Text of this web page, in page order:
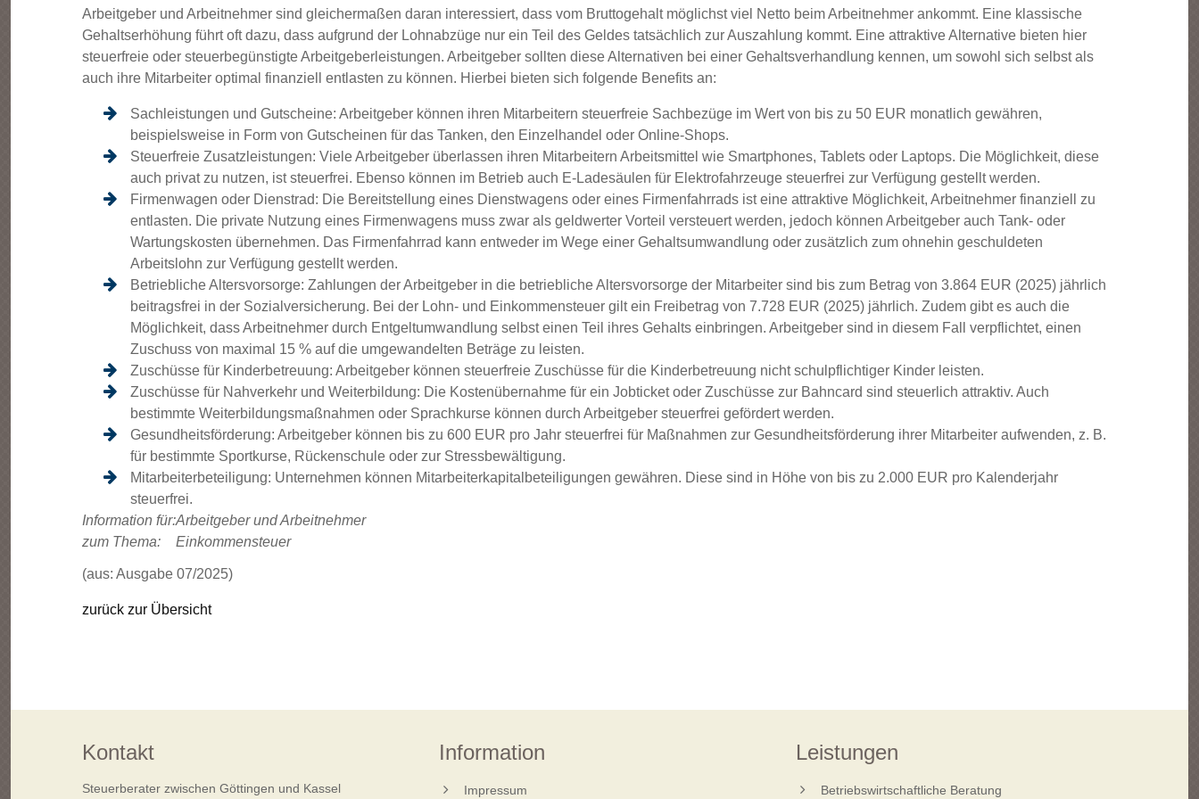
Arbeitgeber und Arbeitnehmer sind gleichermaßen daran interessiert, dass vom Bruttogehalt möglichst viel Netto beim Arbeitnehmer ankommt. Eine klassische
Gehaltserhöhung führt oft dazu, dass aufgrund der Lohnabzüge nur ein Teil des Geldes tatsächlich zur Auszahlung kommt. Eine attraktive Alternative bieten hier
steuerfreie oder steuerbegünstigte Arbeitgeberleistungen. Arbeitgeber sollten diese Alternativen bei einer Gehaltsverhandlung kennen, um sowohl sich selbst als
auch ihre Mitarbeiter optimal finanziell entlasten zu können. Hierbei bieten sich folgende Benefits an:
Sachleistungen und Gutscheine: Arbeitgeber können ihren Mitarbeitern steuerfreie Sachbezüge im Wert von bis zu 50 EUR monatlich gewähren,
beispielsweise in Form von Gutscheinen für das Tanken, den Einzelhandel oder Online-Shops.
Steuerfreie Zusatzleistungen: Viele Arbeitgeber überlassen ihren Mitarbeitern Arbeitsmittel wie Smartphones, Tablets oder Laptops. Die Möglichkeit, diese
auch privat zu nutzen, ist steuerfrei. Ebenso können im Betrieb auch E-Ladesäulen für Elektrofahrzeuge steuerfrei zur Verfügung gestellt werden.
Firmenwagen oder Dienstrad: Die Bereitstellung eines Dienstwagens oder eines Firmenfahrrads ist eine attraktive Möglichkeit, Arbeitnehmer finanziell zu
entlasten. Die private Nutzung eines Firmenwagens muss zwar als geldwerter Vorteil versteuert werden, jedoch können Arbeitgeber auch Tank- oder
Wartungskosten übernehmen. Das Firmenfahrrad kann entweder im Wege einer Gehaltsumwandlung oder zusätzlich zum ohnehin geschuldeten
Arbeitslohn zur Verfügung gestellt werden.
Betriebliche Altersvorsorge: Zahlungen der Arbeitgeber in die betriebliche Altersvorsorge der Mitarbeiter sind bis zum Betrag von 3.864 EUR (2025) jährlich
beitragsfrei in der Sozialversicherung. Bei der Lohn- und Einkommensteuer gilt ein Freibetrag von 7.728 EUR (2025) jährlich. Zudem gibt es auch die
Möglichkeit, dass Arbeitnehmer durch Entgeltumwandlung selbst einen Teil ihres Gehalts einbringen. Arbeitgeber sind in diesem Fall verpflichtet, einen
Zuschuss von maximal 15 % auf die umgewandelten Beträge zu leisten.
Zuschüsse für Kinderbetreuung: Arbeitgeber können steuerfreie Zuschüsse für die Kinderbetreuung nicht schulpflichtiger Kinder leisten.
Zuschüsse für Nahverkehr und Weiterbildung: Die Kostenübernahme für ein Jobticket oder Zuschüsse zur Bahncard sind steuerlich attraktiv. Auch
bestimmte Weiterbildungsmaßnahmen oder Sprachkurse können durch Arbeitgeber steuerfrei gefördert werden.
Gesundheitsförderung: Arbeitgeber können bis zu 600 EUR pro Jahr steuerfrei für Maßnahmen zur Gesundheitsförderung ihrer Mitarbeiter aufwenden, z. B.
für bestimmte Sportkurse, Rückenschule oder zur Stressbewältigung.
Mitarbeiterbeteiligung: Unternehmen können Mitarbeiterkapitalbeteiligungen gewähren. Diese sind in Höhe von bis zu 2.000 EUR pro Kalenderjahr
steuerfrei.
Information für:Arbeitgeber und Arbeitnehmer
zum Thema:
Einkommensteuer
(aus: Ausgabe 07/2025)
zurück zur Übersicht
Kontakt
Steuerberater zwischen Göttingen und Kassel
Information
Impressum
Leistungen
Betriebswirtschaftliche Beratung